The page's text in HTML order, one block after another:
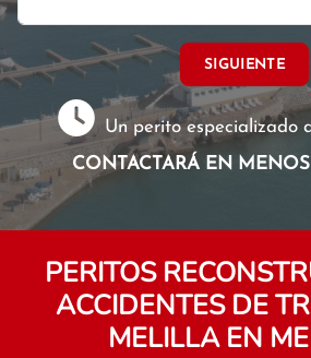
SIGUIENTE
Un perito especializado
CONTACTARÁ EN
PERITOS
ACCIDENTES DE
MELILLA EN